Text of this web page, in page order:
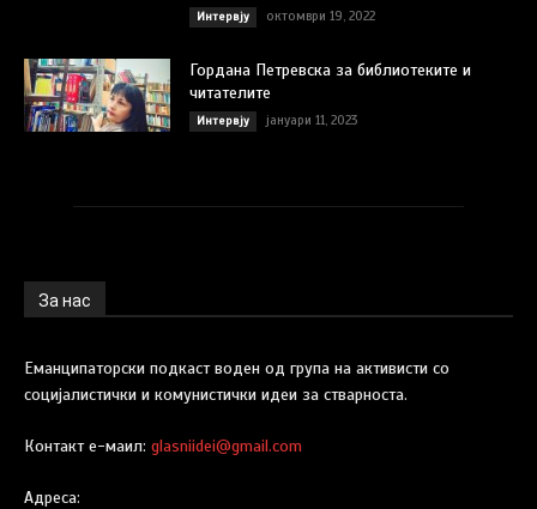
Интервју октомври 19, 2022
Гордана Петревска за библиотеките и
читателите
Интервју јануари 11, 2023
За нас
Еманципаторски подкаст воден од група на активисти со
социјалистички и комунистички идеи за стварноста.
Контакт е-маил: glasniidei@gmail.com
Адреса: